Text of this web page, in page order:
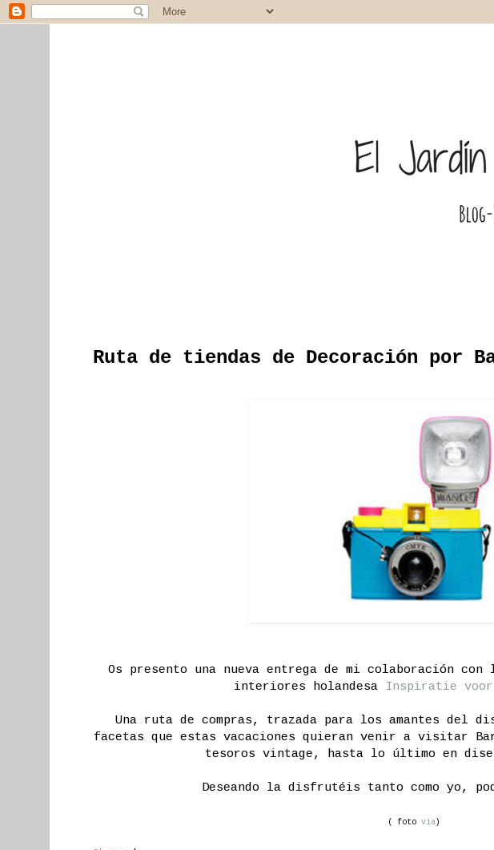
Ruta de tiendas de Decoración por
Os presento una nueva entrega de mi colaboración
interiores holandesa
Inspiratie
Una ruta de compras, trazada para los amantes del
facetas que estas vacaciones quieran venir a visitar
tesoros vintage, hasta lo último en
Deseando la disfrutéis tanto como yo,
( foto via)